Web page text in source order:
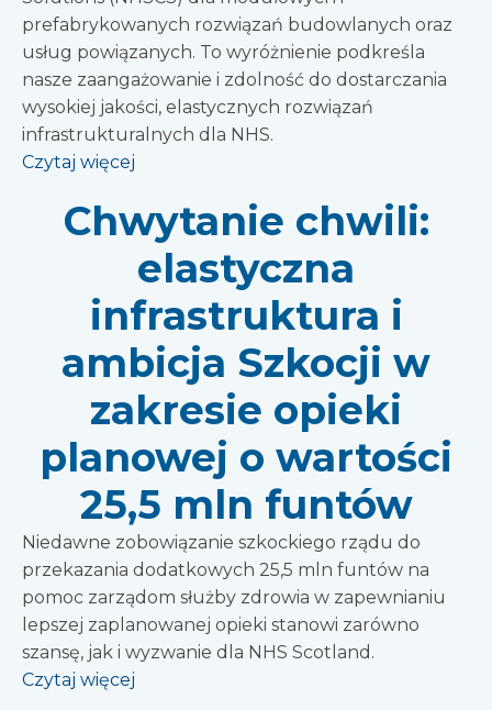
prefabrykowanych rozwiązań budowlanych oraz
usług powiązanych. To wyróżnienie podkreśla
nasze zaangażowanie i zdolność do dostarczania
wysokiej jakości, elastycznych rozwiązań
infrastrukturalnych dla NHS.
Czytaj więcej
Chwytanie chwili:
elastyczna
infrastruktura i
ambicja Szkocji w
zakresie opieki
planowej o wartości
25,5 mln funtów
Niedawne zobowiązanie szkockiego rządu do
przekazania dodatkowych 25,5 mln funtów na
pomoc zarządom służby zdrowia w zapewnianiu
lepszej zaplanowanej opieki stanowi zarówno
szansę, jak i wyzwanie dla NHS Scotland.
Czytaj więcej